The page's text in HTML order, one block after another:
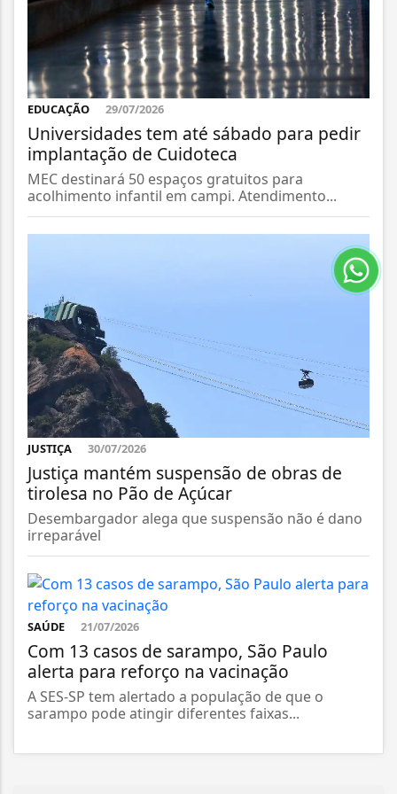
EDUCAÇÃO 29/07/2026
Universidades tem até sábado para pedir
implantação de Cuidoteca
MEC destinará 50 espaços gratuitos para
acolhimento infantil em campi. Atendimento...
JUSTIÇA 30/07/2026
Justiça mantém suspensão de obras de
tirolesa no Pão de Açúcar
Desembargador alega que suspensão não é dano
irreparável
SAÚDE 21/07/2026
Com 13 casos de sarampo, São Paulo
alerta para reforço na vacinação
A SES-SP tem alertado a população de que o
sarampo pode atingir diferentes faixas...